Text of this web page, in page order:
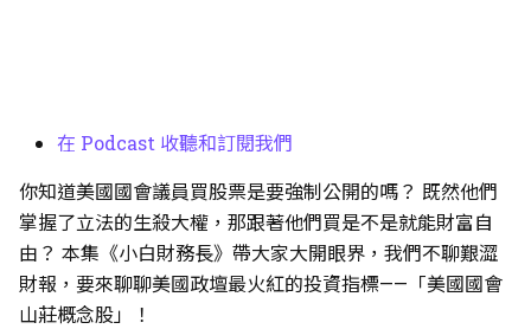
在 Podcast 收聽和訂閱我們
你知道美國國會議員買股票是要強制公開的嗎？ 既然他們
掌握了立法的生殺大權，那跟著他們買是不是就能財富自
由？ 本集《小白財務長》帶大家大開眼界，我們不聊艱澀
財報，要來聊聊美國政壇最火紅的投資指標——「美國國會
山莊概念股」！